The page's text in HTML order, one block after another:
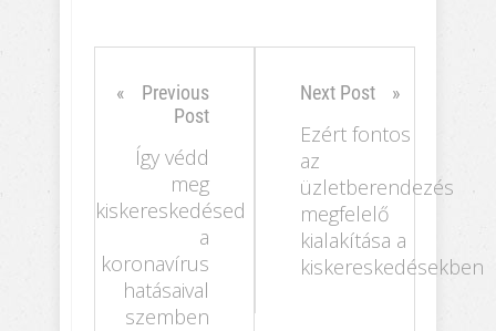
Previous
Post
Így védd
meg
kiskereskedésed
a
koronavírus
hatásaival
szemben
Next Post
Ezért fontos
az
üzletberendezés
megfelelő
kialakítása a
kiskereskedésekben